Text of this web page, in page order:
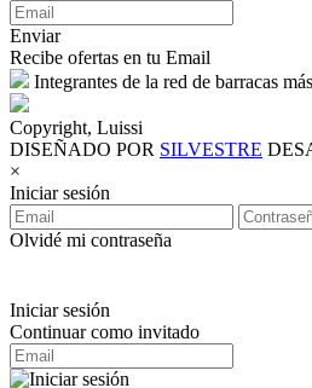
Enviar
Recibe ofertas en tu Email
Integrantes de la red de barracas
Copyright, Luissi
DISEÑADO POR SILVESTRE
×
Iniciar sesión
Olvidé mi contraseña
Iniciar sesión
Continuar como invitado